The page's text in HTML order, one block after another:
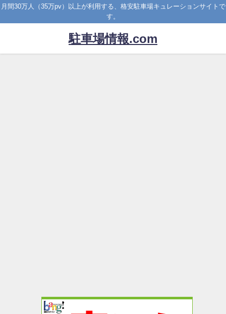
月間30万人（35万pv）以上が利用する、格安駐車場キュレーションサイトで
す。
駐車場情報.com